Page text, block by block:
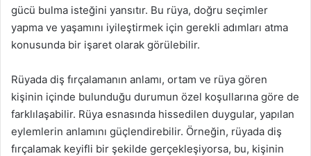
gücü bulma isteğini yansıtır. Bu rüya, doğru seçimler
yapma ve yaşamını iyileştirmek için gerekli adımları atma
konusunda bir işaret olarak görülebilir.
Rüyada diş fırçalamanın anlamı, ortam ve rüya gören
kişinin içinde bulunduğu durumun özel koşullarına göre de
farklılaşabilir. Rüya esnasında hissedilen duygular, yapılan
eylemlerin anlamını güçlendirebilir. Örneğin, rüyada diş
fırçalamak keyifli bir şekilde gerçekleşiyorsa, bu, kişinin